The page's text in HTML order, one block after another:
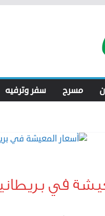
مسرح سفر وترفيه
في